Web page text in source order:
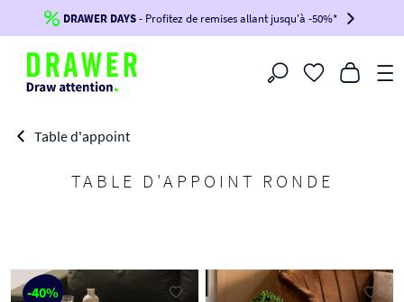
Jusqu'à-100€*sur votre commande !
BIKINI100
-voir conditions en bas de page-
DRAWER DAYS- Profitez de remises allant jusqu'à -50%*
Filtrer
Table d'appoint
TABLE D'APPOINT RONDE
-40%